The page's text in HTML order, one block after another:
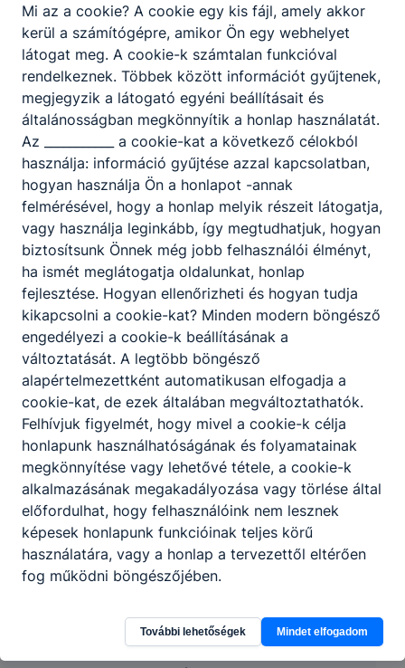
Partnereink
Faipari Technikum és Szakképző Iskola
Mi az a cookie? A cookie egy kis fájl, amely akkor
kerül a számítógépre, amikor Ön egy webhelyet
látogat meg. A cookie-k számtalan funkcióval
rendelkeznek. Többek között információt gyűjtenek,
megjegyzik a látogató egyéni beállításait és
általánosságban megkönnyítik a honlap használatát.
Az ___________ a cookie-kat a következő célokból
használja: információ gyűjtése azzal kapcsolatban,
hogyan használja Ön a honlapot -annak
felmérésével, hogy a honlap melyik részeit látogatja,
vagy használja leginkább, így megtudhatjuk, hogyan
biztosítsunk Önnek még jobb felhasználói élményt,
ha ismét meglátogatja oldalunkat, honlap
fejlesztése. Hogyan ellenőrizheti és hogyan tudja
kikapcsolni a cookie-kat? Minden modern böngésző
engedélyezi a cookie-k beállításának a
változtatását. A legtöbb böngésző
alapértelmezettként automatikusan elfogadja a
cookie-kat, de ezek általában megváltoztathatók.
Felhívjuk figyelmét, hogy mivel a cookie-k célja
honlapunk használhatóságának és folyamatainak
megkönnyítése vagy lehetővé tétele, a cookie-k
alkalmazásának megakadályozása vagy törlése által
előfordulhat, hogy felhasználóink nem lesznek
képesek honlapunk funkcióinak teljes körű
használatára, vagy a honlap a tervezettől eltérően
fog működni böngészőjében.
További lehetőségek Mindet elfogadom